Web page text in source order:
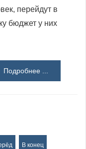
перейдут в
бюджет у них
Подробнее ...
В конец